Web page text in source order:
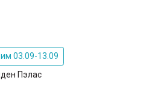
03.09-13.09
Пэлас